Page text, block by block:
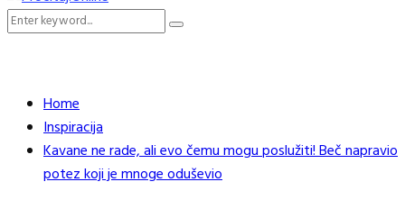
Menu
Search
Search
Home
Inspiracija
Kavane ne rade, ali evo čemu mogu poslužiti! Beč napravio
potez koji je mnoge oduševio